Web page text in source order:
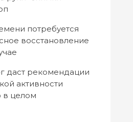
потребуется
восстановление
даст рекомендации
активности
в целом